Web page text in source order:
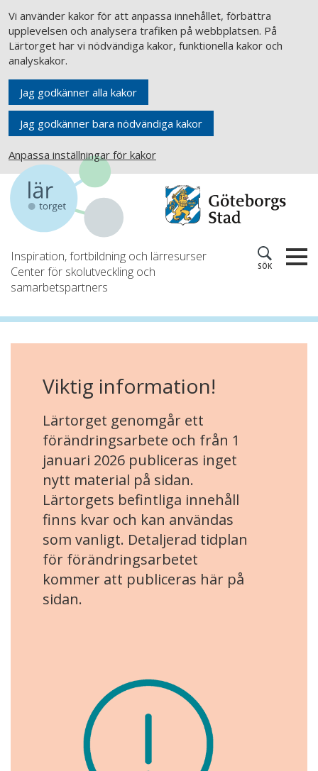
Vi använder kakor för att anpassa innehållet, förbättra
upplevelsen och analysera trafiken på webbplatsen. På
Lärtorget har vi nödvändiga kakor, funktionella kakor och
analyskakor.
Jag godkänner alla kakor
Jag godkänner bara nödvändiga kakor
Anpassa inställningar för kakor
Inspiration, fortbildning och lärresurser
Center för skolutveckling och
samarbetspartners
SÖK
Viktig information!
Lärtorget genomgår ett
förändringsarbete och från 1
januari 2026 publiceras inget
nytt material på sidan.
Lärtorgets befintliga innehåll
finns kvar och kan användas
som vanligt. Detaljerad tidplan
för förändringsarbetet
kommer att publiceras här på
sidan.